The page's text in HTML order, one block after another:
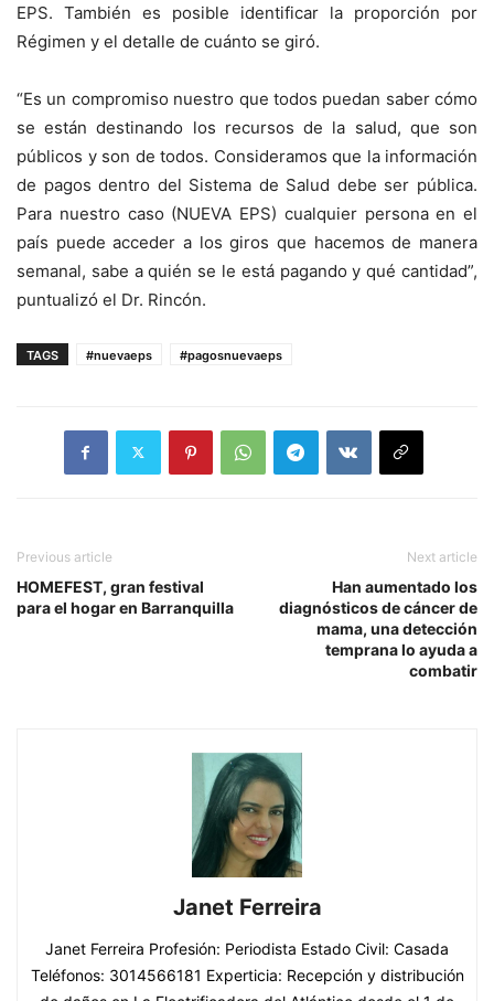
EPS. También es posible identificar la proporción por
Régimen y el detalle de cuánto se giró.
“Es un compromiso nuestro que todos puedan saber cómo
se están destinando los recursos de la salud, que son
públicos y son de todos. Consideramos que la información
de pagos dentro del Sistema de Salud debe ser pública.
Para nuestro caso (NUEVA EPS) cualquier persona en el
país puede acceder a los giros que hacemos de manera
semanal, sabe a quién se le está pagando y qué cantidad”,
puntualizó el Dr. Rincón.
TAGS #nuevaeps #pagosnuevaeps
Previous article
HOMEFEST, gran festival
para el hogar en Barranquilla
Next article
Han aumentado los
diagnósticos de cáncer de
mama, una detección
temprana lo ayuda a
combatir
Janet Ferreira
Janet Ferreira Profesión: Periodista Estado Civil: Casada
Teléfonos: 3014566181 Experticia: Recepción y distribución